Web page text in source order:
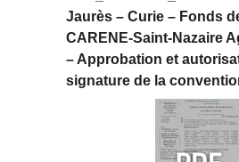
Jaurès – Curie – Fonds
CARENE-Saint-Nazaire
– Approbation et
signature de la